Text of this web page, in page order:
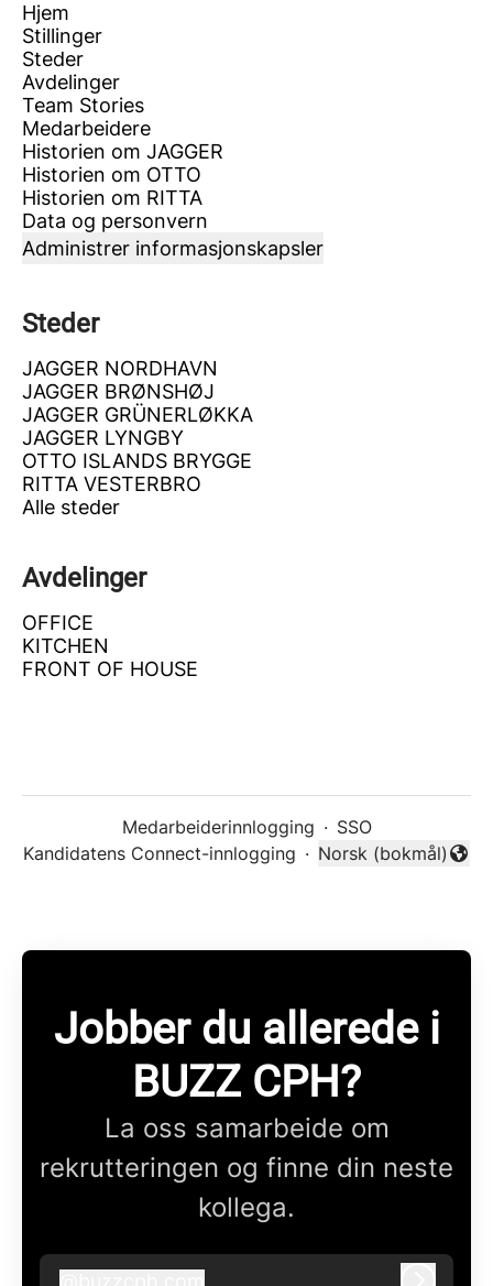
Hjem
Stillinger
Steder
Avdelinger
Team Stories
Medarbeidere
Historien om JAGGER
Historien om OTTO
Historien om RITTA
Data og personvern
Administrer informasjonskapsler
Steder
JAGGER NORDHAVN
JAGGER BRØNSHØJ
JAGGER GRÜNERLØKKA
JAGGER LYNGBY
OTTO ISLANDS BRYGGE
RITTA VESTERBRO
Alle steder
Avdelinger
OFFICE
KITCHEN
FRONT OF HOUSE
Medarbeiderinnlogging · SSO
Kandidatens Connect-innlogging ·
Endre språk
Norsk (bokmål)
Jobber du allerede i
BUZZ CPH?
La oss samarbeide om
rekrutteringen og finne din neste
kollega.